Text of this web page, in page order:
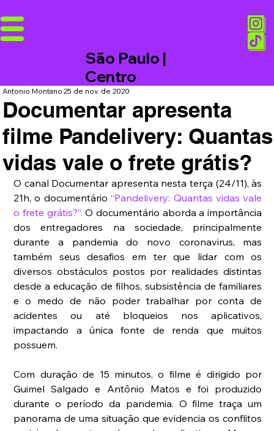
São Paulo |
Centro
Documentar apresenta
filme Pandelivery: Quantas
vidas vale o frete grátis?
Antonio Montano25 de nov. de 2020
O canal Documentar apresenta nesta terça (24/11), às
21h, o documentário “Pandelivery: Quantas vidas vale
o frete grátis?”. O documentário aborda a importância
dos entregadores na sociedade, principalmente
durante a pandemia do novo coronavirus, mas
também seus desafios em ter que lidar com os
diversos obstáculos postos por realidades distintas
desde a educação de filhos, subsistência de familiares
e o medo de não poder trabalhar por conta de
acidentes ou até bloqueios nos aplicativos,
impactando a única fonte de renda que muitos
possuem.
Com duração de 15 minutos, o filme é dirigido por
Guimel Salgado e Antônio Matos e foi produzido
durante o período da pandemia. O filme traça um
panorama de uma situação que evidencia os conflitos